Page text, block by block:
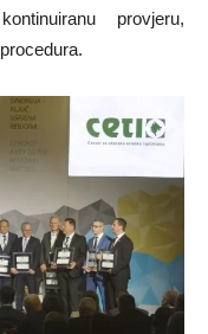
provjeru,